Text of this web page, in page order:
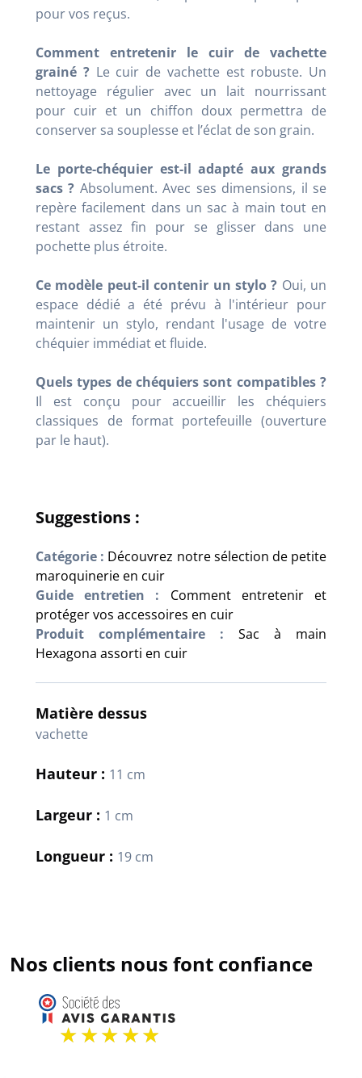
pour vos reçus.
Comment entretenir le cuir de vachette
grainé ?Le cuir de vachette est robuste. Un
nettoyage régulier avec un lait nourrissant
pour cuir et un chiffon doux permettra de
conserver sa souplesse et l’éclat de son grain.
Le porte-chéquier est-il adapté aux grands
sacs ? Absolument. Avec ses dimensions, il se
repère facilement dans un sac à main tout en
restant assez fin pour se glisser dans une
pochette plus étroite.
Ce modèle peut-il contenir un stylo ? Oui, un
espace dédié a été prévu à l'intérieur pour
maintenir un stylo, rendant l'usage de votre
chéquier immédiat et fluide.
Quels types de chéquiers sont compatibles ?
Il est conçu pour accueillir les chéquiers
classiques de format portefeuille (ouverture
par le haut).
Suggestions :
Catégorie : Découvrez notre sélection de petite
maroquinerie en cuir
Guide entretien :
Comment entretenir et
protéger vos accessoires en cuir
Produit complémentaire :
Sac à main
Hexagona assorti en cuir
Matière dessus
vachette
Hauteur : 11 cm
Largeur : 1 cm
Longueur : 19 cm
Nos clients nous font confiance